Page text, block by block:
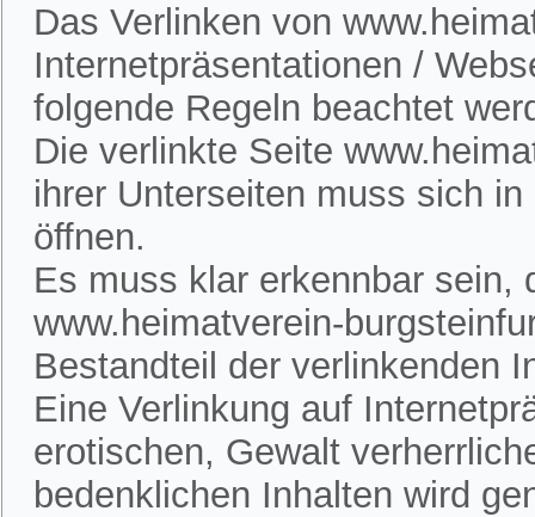
Das Verlinken von
Internetpräsentationen /
folgende Regeln beachtet
Die verlinkte Seite
ihrer Unterseiten muss sich
öffnen.
Es muss klar erkennbar sein,
www.heimatverein-
Bestandteil der verlinkenden
Eine Verlinkung auf
erotischen, Gewalt
bedenklichen Inhalten wird